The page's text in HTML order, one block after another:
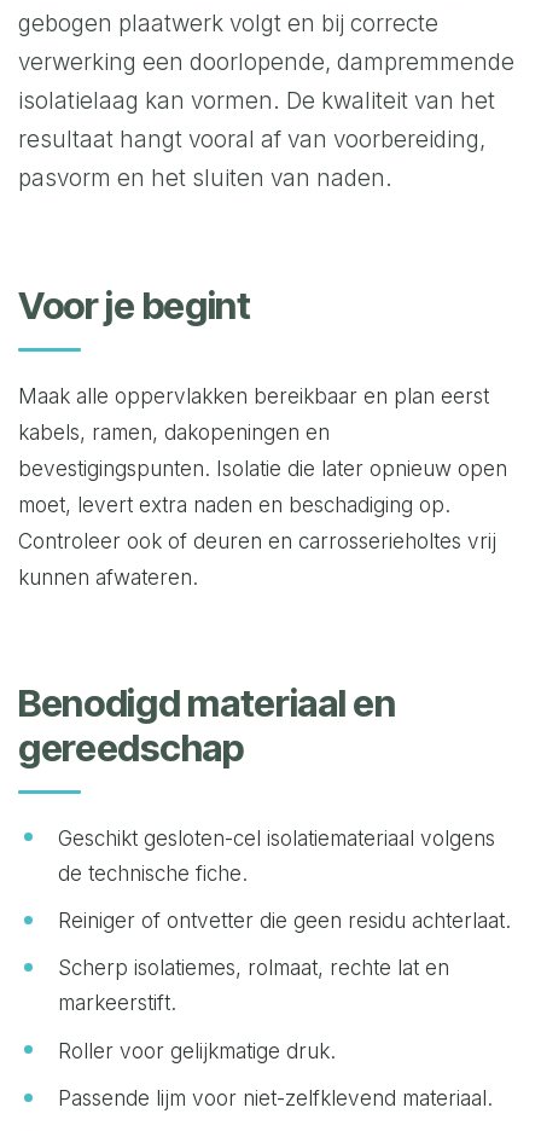
gebogen plaatwerk volgt en bij correcte
verwerking een doorlopende, dampremmende
isolatielaag kan vormen. De kwaliteit van het
resultaat hangt vooral af van voorbereiding,
pasvorm en het sluiten van naden.
Voor je begint
Maak alle oppervlakken bereikbaar en plan eerst
kabels, ramen, dakopeningen en
bevestigingspunten. Isolatie die later opnieuw open
moet, levert extra naden en beschadiging op.
Controleer ook of deuren en carrosserieholtes vrij
kunnen afwateren.
Benodigd materiaal en
gereedschap
Geschikt gesloten-cel isolatiemateriaal volgens
de technische fiche.
Reiniger of ontvetter die geen residu achterlaat.
Scherp isolatiemes, rolmaat, rechte lat en
markeerstift.
Roller voor gelijkmatige druk.
Passende lijm voor niet-zelfklevend materiaal.